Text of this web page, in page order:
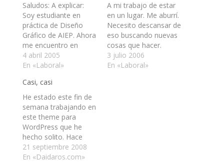
Saludos: A explicar:
Soy estudiante en
práctica de Diseño
Gráfico de AIEP. Ahora
me encuentro en
período de práctica o
pasantía. Debo hacer
Consejo Nacional de
la Cultura y las Artes -
Región de O'Higgins,
pero como que el
proyecto se ha
demorado un poco.…
4 abril 2005
En «Laboral»
A mi trabajo de estar
en un lugar. Me aburrí.
Necesito descansar de
eso buscando nuevas
cosas que hacer.
Veremos como me va.
3 julio 2006
En «Laboral»
Casi, casi
He estado este fin de
semana trabajando en
este theme para
WordPress que he
hecho solito. Hace
muchísimo tiempo que
tenía mi sitio
21 septiembre 2008
En «Daidaros.com»